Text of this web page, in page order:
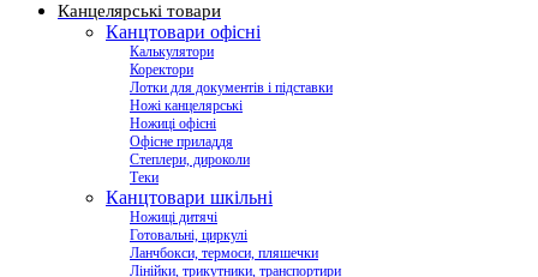
Канцелярські товари
Канцтовари офісні
Калькулятори
Коректори
Лотки для документів і підставки
Ножі канцелярські
Ножиці офісні
Офісне приладдя
Степлери, дироколи
Теки
Канцтовари шкільні
Ножиці дитячі
Готовальні, циркулі
Ланчбокси, термоси, пляшечки
Лінійки, трикутники, транспортири